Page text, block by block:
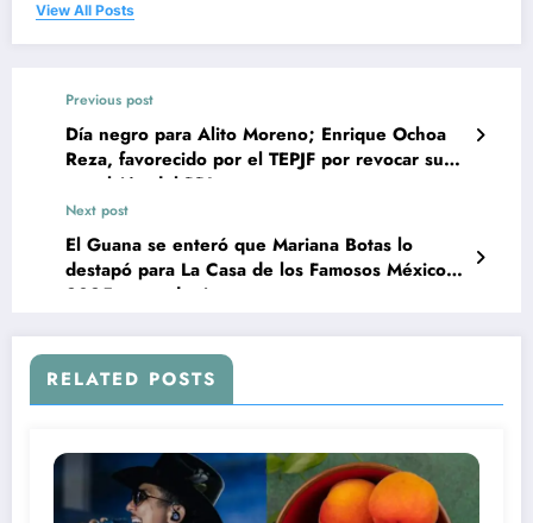
View All Posts
Previous post
Día negro para Alito Moreno; Enrique Ochoa
Reza, favorecido por el TEPJF por revocar su
expulsión del PRI
Next post
El Guana se enteró que Mariana Botas lo
destapó para La Casa de los Famosos México
2025 antes de tiempo
RELATED POSTS